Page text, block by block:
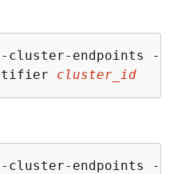
cluster-endpoints
cluster_id
cluster-endpoints